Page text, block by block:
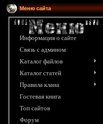
Меню сайта
Информация o сайте
Связь с админом
Каталог файлов
Каталог статей
Правила клана
Гостевая книга
Топ сайтов
Форум